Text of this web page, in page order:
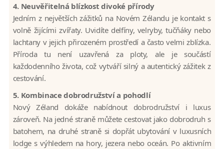
4. Neuvěřitelná blízkost divoké přírody
Jedním z největších zážitků na Novém Zélandu je kontakt s
volně žijícími zvířaty. Uvidíte delfíny, velryby, tučňáky nebo
lachtany v jejich přirozeném prostředí a často velmi zblízka.
Příroda tu není uzavřená za ploty, ale je součástí
každodenního života, což vytváří silný a autentický zážitek z
cestování.
5. Kombinace dobrodružství a pohodlí
Nový Zéland dokáže nabídnout dobrodružství i luxus
zároveň. Na jedné straně můžete cestovat jako dobrodruh s
batohem, na druhé straně si dopřát ubytování v luxusních
lodge s výhledem na hory, jezera nebo oceán. Po aktivním